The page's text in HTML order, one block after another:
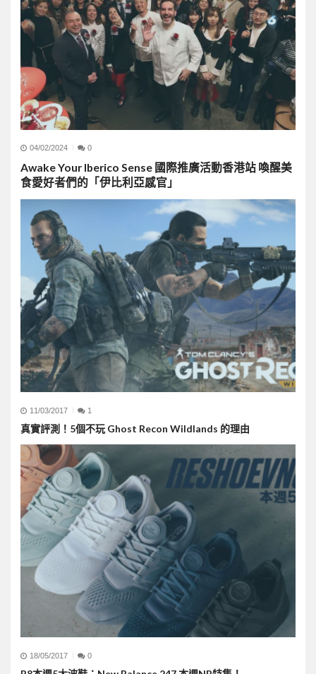
04/02/2024 0
Awake Your Iberico Sense 國際推廣活動香港站 喚醒美
食愛好者們的「伊比利亞感官」
11/03/2017 1
真實評測！5個不玩 Ghost Recon Wildlands 的理由
18/05/2017 0